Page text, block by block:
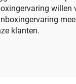
klanten.